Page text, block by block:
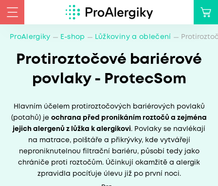
ProAlergiky E-shop Lůžkoviny a oblečení
Protiroztočové bariérové
povlaky - ProtecSom
Hlavním účelem protiroztočových bariérových povlaků
(potahů) je ochrana před pronikáním roztočů a zejména
jejich alergenů z lůžka k alergikovi. Povlaky se navlékají
na matrace, polštáře a přikrývky, kde vytvářejí
neproniknutelnou filtrační bariéru, působí tedy jako
chrániče proti roztočům. Účinkují okamžitě a alergik
zpravidla pocíťuje úlevu již po první noci.